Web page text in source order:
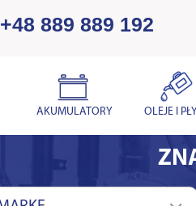
+48 889 889 192
AKUMULATORY OLEJE I